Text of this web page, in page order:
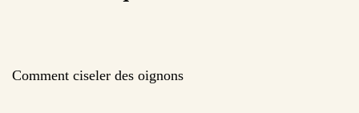
Comment ciseler des oignons